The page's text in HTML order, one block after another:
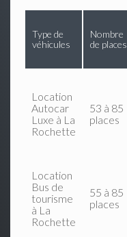
Type de
véhicules
Nombre
de places
Location
Autocar
Luxe à La
Rochette
53 à 85
places
Location
Bus de
tourisme
à La
Rochette
55 à 85
places